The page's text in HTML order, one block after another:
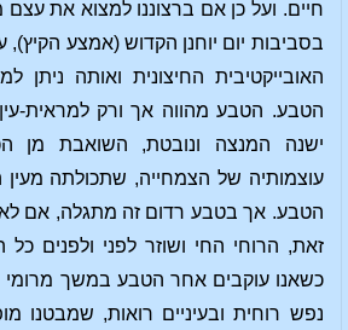
חיים. ועל כן אם ברצוננו למצוא את
בסביבות יום יוחנן הקדוש (אמצע הקיץ),
האובייקטיבית החיצונית ואותה ניתן
הטבע. הטבע מהווה אך ורק למראית-
ישנה המנצה ונובטת, השואבת מן
עוצמותיה של הצמחייה, שתכולתה מעין
הטבע. אך בטבע רדום זה מתגלה, אם
זאת, הרוחי החי ושוזר לפני ולפנים
כשאנו עוקבים אחר הטבע במשך מרומי
נפש רוחית ובעיניים רואות, שמבטנו